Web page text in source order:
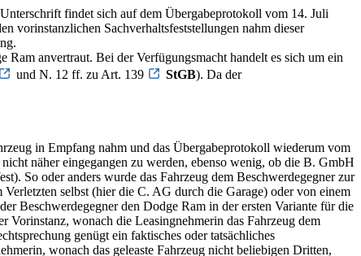
findet sich auf dem Übergabeprotokoll vom 14. Juli
vorinstanzlichen Sachverhaltsfeststellungen nahm dieser
anvertraut. Bei der Verfügungsmacht handelt es sich um ein
und N. 12 ff. zu Art. 139 StGB). Da der
in Empfang nahm und das Übergabeprotokoll wiederum vom
näher eingegangen zu werden, ebenso wenig, ob die B. GmbH
So oder anders wurde das Fahrzeug dem Beschwerdegegner zur
selbst (hier die C. AG durch die Garage) oder von einem
Beschwerdegegner den Dodge Ram in der ersten Variante für die
wonach die Leasingnehmerin das Fahrzeug dem
genügt ein faktisches oder tatsächliches
wonach das geleaste Fahrzeug nicht beliebigen Dritten,